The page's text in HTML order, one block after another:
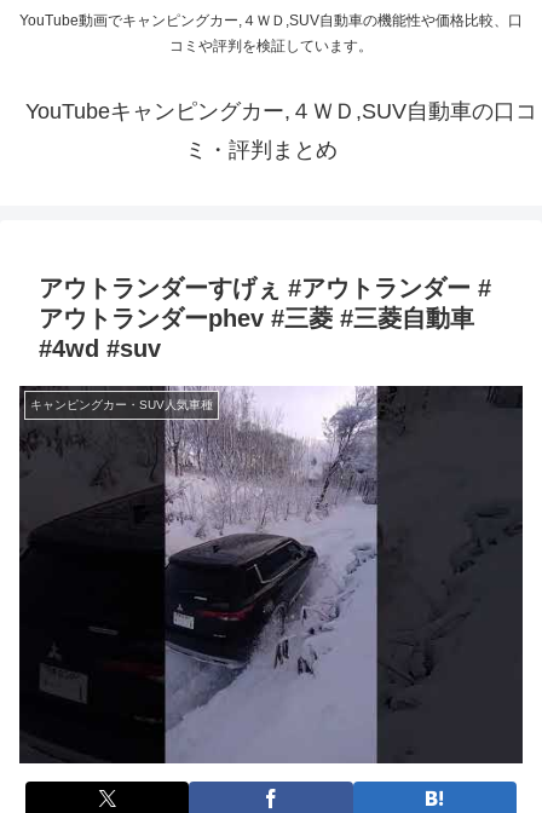
YouTube動画でキャンピングカー,４ＷＤ,SUV自動車の機能性や価格比較、口
コミや評判を検証しています。
YouTubeキャンピングカー,４ＷＤ,SUV自動車の口コ
ミ・評判まとめ
アウトランダーすげぇ #アウトランダー #
アウトランダーphev #三菱 #三菱自動車
#4wd #suv
キャンピングカー・SUV人気車種